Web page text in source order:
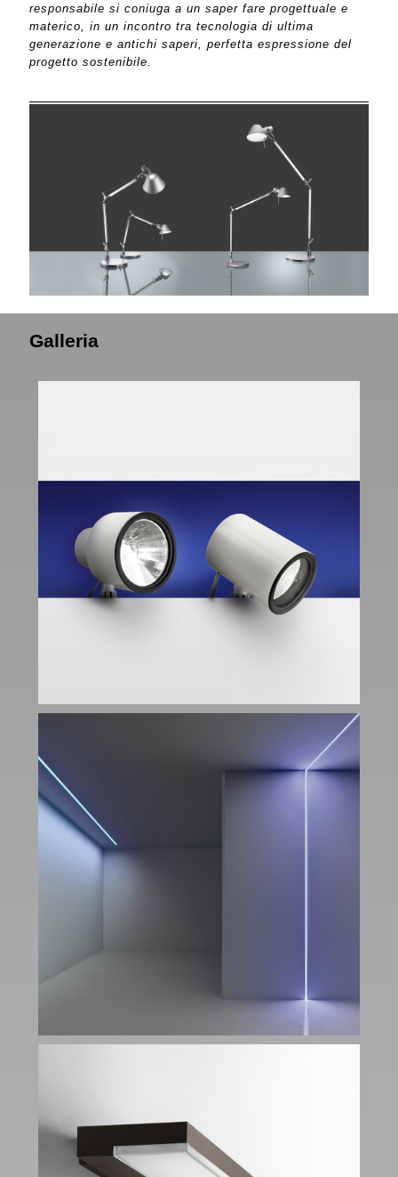
responsabile si coniuga a un saper fare progettuale e
materico, in un incontro tra tecnologia di ultima
generazione e antichi saperi, perfetta espressione del
progetto sostenibile.
Galleria